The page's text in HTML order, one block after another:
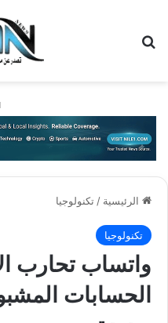
الرئيسية /تكنولوجيا
تكنولوجيا
واتساب تحارب
الحسابات